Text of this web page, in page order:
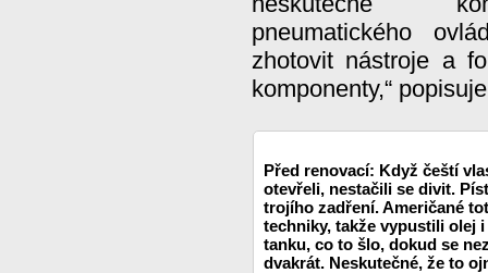
pneumatického
zhotovit nástroje a
komponenty,“
Před renovací: Když čeští
otevřeli, nestačili se divit.
trojího zadření. Američané
techniky, takže vypustili olej
tanku, co to šlo, dokud se
dvakrát. Neskutečné, že to